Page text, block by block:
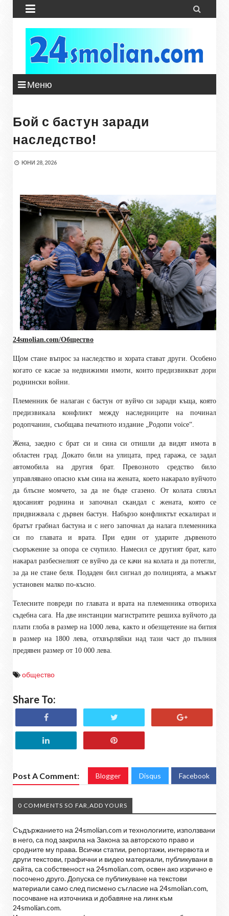
 
Меню
Бой с бастун заради
наследство!
ЮНИ 28, 2026
24smolian.com/Общество
Щом стане въпрос за наследство и хората стават други. Особено
когато се касае за недвижими имоти, които предизвикват дори
роднински войни.
Племенник бе налаган с бастун от вуйчо си заради къща, която
предизвикала конфликт между наследниците на починал
родопчанин, съобщава печатното издание „Родопи voice“.
Жена, заедно с брат си и сина си отишли да видят имота в
областен град. Докато били на улицата, пред гаража, се задал
автомобила на другия брат. Превозното средство било
управлявано опасно към сина на жената, което накарало вуйчото
да блъсне момчето, за да не бъде сгазено. От колата слязъл
ядосаният роднина и започнал скандал с жената, която се
придвижвала с дървен бастун. Набързо конфликтът ескалирал и
братът грабнал бастуна и с него започнал да налага племенника
си по главата и врата. При един от ударите дървеното
съоръжение за опора се счупило. Намесил се другият брат, като
накарал разбеснелият се вуйчо да се качи на колата и да потегли,
за да не стане беля. Подаден бил сигнал до полицията, а мъжът
установен малко по-късно.
Телесните повреди по главата и врата на племенника отвориха
съдебна сага. На две инстанции магистратите решиха вуйчото да
плати глоба в размер на 1000 лева, както и обезщетение на бития
в размер на 1800 лева, отхвърляйки над тази част до пълния
предявен размер от 10 000 лева.
общество
Share To:
Post A Comment: Blogger Disqus Facebook
0 COMMENTS SO FAR,ADD YOURS
Съдържанието на 24smolian.com и технологиите, използвани
в него, са под закрила на Закона за авторското право и
сродните му права. Всички статии, репортажи, интервюта и
други текстови, графични и видео материали, публикувани в
сайта, са собственост на 24smolian.com, освен ако изрично е
посочено друго. Допуска се публикуване на текстови
материали само след писмено съгласие на 24smolian.com,
посочване на източника и добавяне на линк към
24smolian.com.